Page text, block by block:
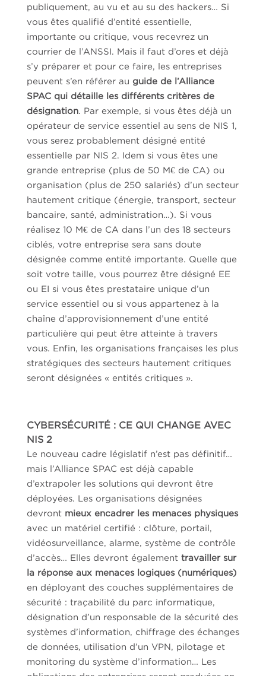
publiquement, au vu et au su des hackers… Si
vous êtes qualifié d’entité essentielle,
importante ou critique, vous recevrez un
courrier de l’ANSSI. Mais il faut d’ores et déjà
s’y préparer et pour ce faire, les entreprises
peuvent s’en référer au guide de l’Alliance
SPAC qui détaille les différents critères de
désignation. Par exemple, si vous êtes déjà un
opérateur de service essentiel au sens de NIS 1,
vous serez probablement désigné entité
essentielle par NIS 2. Idem si vous êtes une
grande entreprise (plus de 50 M€ de CA) ou
organisation (plus de 250 salariés) d’un secteur
hautement critique (énergie, transport, secteur
bancaire, santé, administration…). Si vous
réalisez 10 M€ de CA dans l’un des 18 secteurs
ciblés, votre entreprise sera sans doute
désignée comme entité importante. Quelle que
soit votre taille, vous pourrez être désigné EE
ou EI si vous êtes prestataire unique d’un
service essentiel ou si vous appartenez à la
chaîne d’approvisionnement d’une entité
particulière qui peut être atteinte à travers
vous. Enfin, les organisations françaises les plus
stratégiques des secteurs hautement critiques
seront désignées « entités critiques ».
CYBERSÉCURITÉ : CE QUI CHANGE AVEC
NIS 2
Le nouveau cadre législatif n’est pas définitif…
mais l’Alliance SPAC est déjà capable
d’extrapoler les solutions qui devront être
déployées. Les organisations désignées
devront mieux encadrer les menaces physiques
avec un matériel certifié : clôture, portail,
vidéosurveillance, alarme, système de contrôle
d’accès… Elles devront également travailler sur
la réponse aux menaces logiques (numériques)
en déployant des couches supplémentaires de
sécurité : traçabilité du parc informatique,
désignation d’un responsable de la sécurité des
systèmes d’information, chiffrage des échanges
de données, utilisation d’un VPN, pilotage et
monitoring du système d’information… Les